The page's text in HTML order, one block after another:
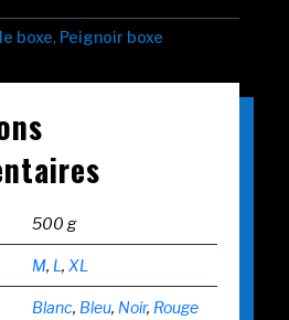
boxe, Peignoir boxe
500 g
M, L, XL
Blanc, Bleu, Noir, Rouge